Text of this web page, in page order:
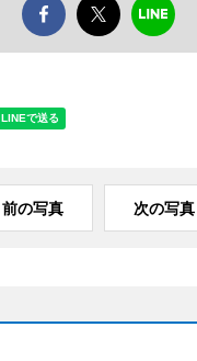
前の写真 次の写真